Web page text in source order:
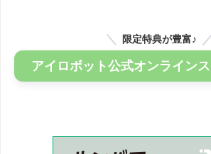
限定特典が豊富♪
アイロボット公式オンライン